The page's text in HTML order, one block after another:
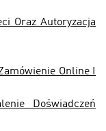
Oraz Autoryzacja
Online I
Doświadczeń